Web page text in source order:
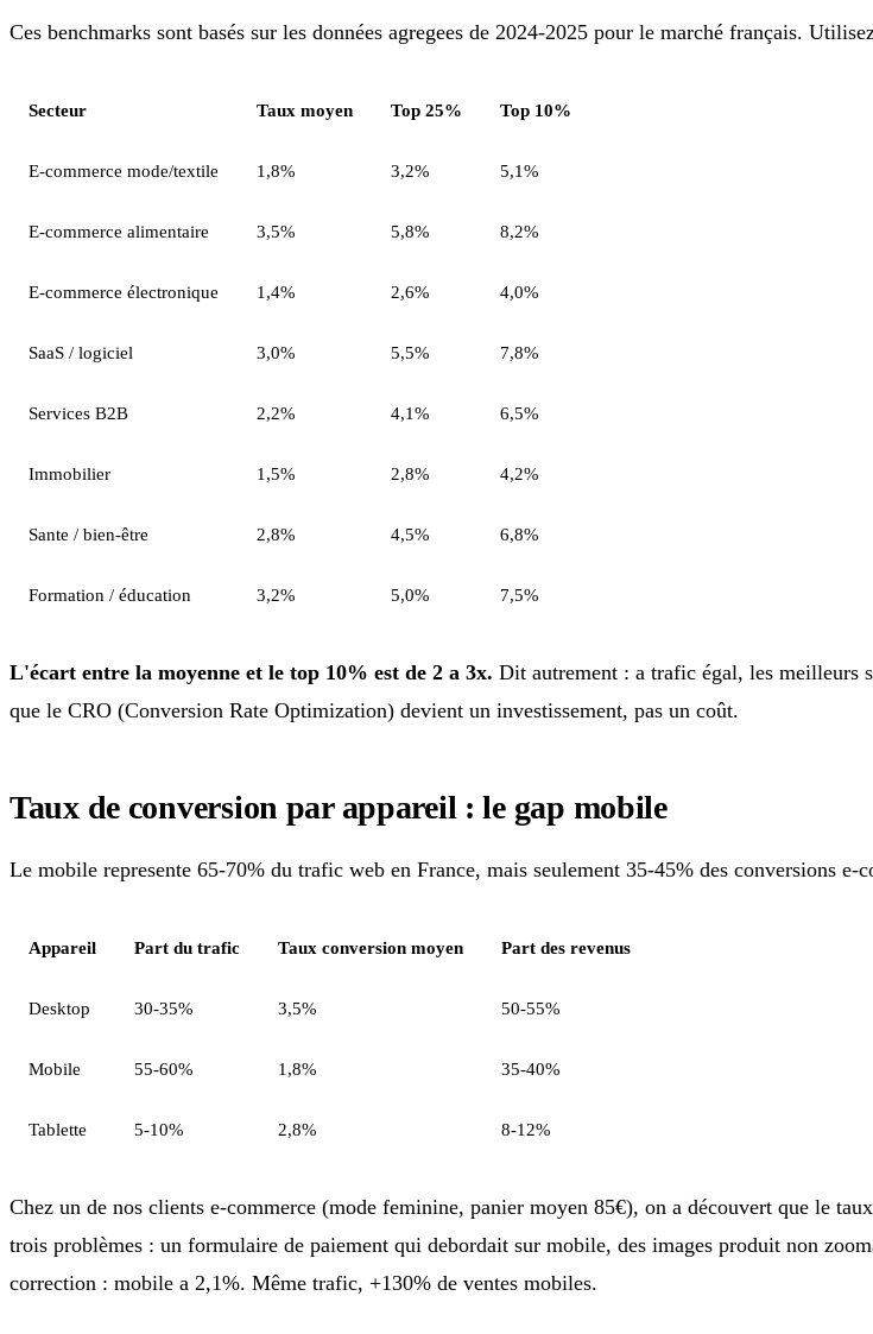
Ces benchmarks sont basés sur les données agregees de 2024-2025 pour le marché français.
Secteur Taux moyen Top 25% Top 10%
E-commerce mode/textile 1,8% 3,2% 5,1%
E-commerce alimentaire 3,5% 5,8% 8,2%
E-commerce électronique 1,4% 2,6% 4,0%
SaaS / logiciel 3,0% 5,5% 7,8%
Services B2B 2,2% 4,1% 6,5%
Immobilier 1,5% 2,8% 4,2%
Sante / bien-être 2,8% 4,5% 6,8%
Formation / éducation 3,2% 5,0% 7,5%
L'écart entre la moyenne et le top 10% est de 2 a 3x. Dit autrement : a trafic égal, les meilleurs
que le CRO (Conversion Rate Optimization) devient un investissement, pas un coût.
Taux de conversion par appareil : le gap mobile
Le mobile represente 65-70% du trafic web en France, mais seulement 35-45% des conversions
Appareil Part du trafic Taux conversion moyen Part des revenus
Desktop 30-35% 3,5% 50-55%
Mobile 55-60% 1,8% 35-40%
Tablette 5-10% 2,8% 8-12%
Chez un de nos clients e-commerce (mode feminine, panier moyen 85€), on a découvert que le
trois problèmes : un formulaire de paiement qui debordait sur mobile, des images produit non
correction : mobile a 2,1%. Même trafic, +130% de ventes mobiles.